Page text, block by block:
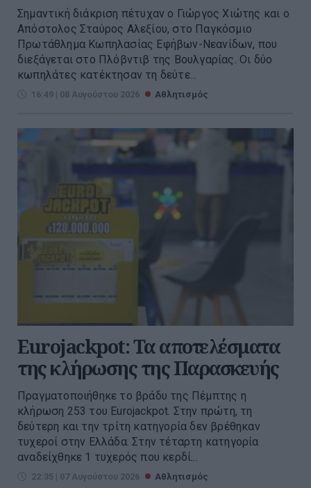
Σημαντική διάκριση πέτυχαν ο Γιώργος Χιώτης και ο
Απόστολος Σταύρος Αλεξίου, στο Παγκόσμιο
Πρωτάθλημα Κωπηλασίας Εφήβων-Νεανίδων, που
διεξάγεται στο Πλόβντιβ της Βουλγαρίας. Οι δύο
κωπηλάτες κατέκτησαν τη δεύτε...
16:49 | 08 Αυγούστου 2026 Αθλητισμός
Eurojackpot: Τα αποτελέσματα
της κλήρωσης της Παρασκευής
Πραγματοποιήθηκε το βράδυ της Πέμπτης η
κλήρωση 253 του Eurojackpot. Στην πρώτη, τη
δεύτερη και την τρίτη κατηγορία δεν βρέθηκαν
τυχεροί στην Ελλάδα. Στην τέταρτη κατηγορία
αναδείχθηκε 1 τυχερός που κερδί...
22:35 | 07 Αυγούστου 2026 Αθλητισμός